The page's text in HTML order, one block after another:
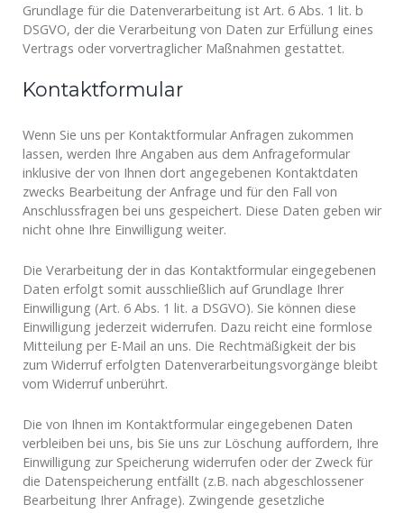
Grundlage für die Datenverarbeitung ist Art. 6 Abs. 1 lit. b
DSGVO, der die Verarbeitung von Daten zur Erfüllung eines
Vertrags oder vorvertraglicher Maßnahmen gestattet.
Kontaktformular
Wenn Sie uns per Kontaktformular Anfragen zukommen
lassen, werden Ihre Angaben aus dem Anfrageformular
inklusive der von Ihnen dort angegebenen Kontaktdaten
zwecks Bearbeitung der Anfrage und für den Fall von
Anschlussfragen bei uns gespeichert. Diese Daten geben wir
nicht ohne Ihre Einwilligung weiter.
Die Verarbeitung der in das Kontaktformular eingegebenen
Daten erfolgt somit ausschließlich auf Grundlage Ihrer
Einwilligung (Art. 6 Abs. 1 lit. a DSGVO). Sie können diese
Einwilligung jederzeit widerrufen. Dazu reicht eine formlose
Mitteilung per E-Mail an uns. Die Rechtmäßigkeit der bis
zum Widerruf erfolgten Datenverarbeitungsvorgänge bleibt
vom Widerruf unberührt.
Die von Ihnen im Kontaktformular eingegebenen Daten
verbleiben bei uns, bis Sie uns zur Löschung auffordern, Ihre
Einwilligung zur Speicherung widerrufen oder der Zweck für
die Datenspeicherung entfällt (z.B. nach abgeschlossener
Bearbeitung Ihrer Anfrage). Zwingende gesetzliche